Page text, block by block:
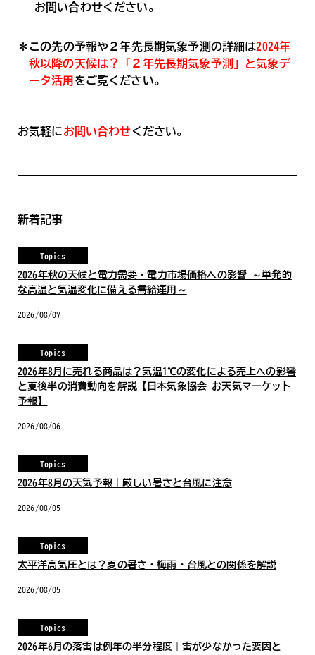
お問い合わせください。
＊この先の予報や２年先長期気象予測の詳細は2024年
秋以降の天候は？「２年先長期気象予測」と気象デ
ータ活用 をご覧ください。
お気軽にお問い合わせください。
新着記事
Topics
2026年秋の天候と電力需要・電力市場価格への影響 ～単発的
な高温と気温変化に備える需給運用～
2026/08/07
Topics
2026年8月に売れる商品は？気温1℃の変化による売上への影響
と夏後半の消費動向を解説【日本気象協会 お天気マーケット
予報】
2026/08/06
Topics
2026年8月の天気予報｜厳しい暑さと台風に注意
2026/08/05
Topics
太平洋高気圧とは？夏の暑さ・梅雨・台風との関係を解説
2026/08/05
Topics
2026年6月の落雷は例年の半分程度｜雷が少なかった要因と